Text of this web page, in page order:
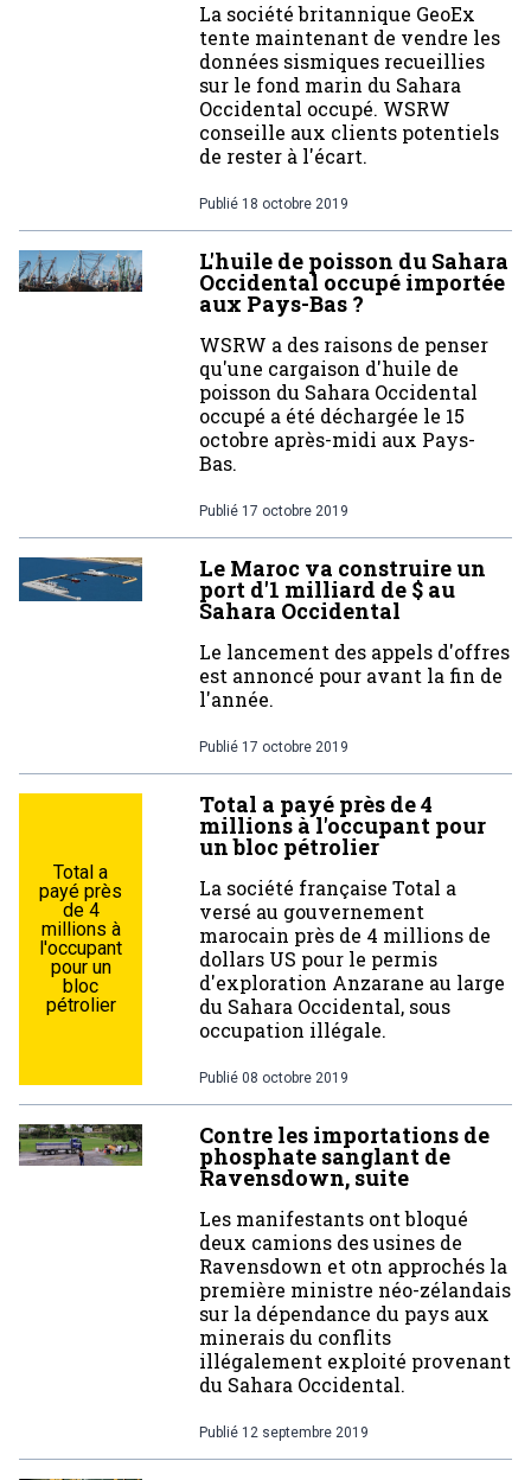
La société britannique GeoEx
tente maintenant de vendre les
données sismiques recueillies
sur le fond marin du Sahara
Occidental occupé. WSRW
conseille aux clients potentiels
de rester à l'écart.
Publié 18 octobre 2019
L'huile de poisson du Sahara
Occidental occupé importée
aux Pays-Bas ?
WSRW a des raisons de penser
qu'une cargaison d'huile de
poisson du Sahara Occidental
occupé a été déchargée le 15
octobre après-midi aux Pays-
Bas.
Publié 17 octobre 2019
Le Maroc va construire un
port d'1 milliard de $ au
Sahara Occidental
Le lancement des appels d'offres
est annoncé pour avant la fin de
l'année.
Publié 17 octobre 2019
Total a
payé près
de 4
millions à
l'occupant
pour un
bloc
pétrolier
Total a payé près de 4
millions à l'occupant pour
un bloc pétrolier
La société française Total a
versé au gouvernement
marocain près de 4 millions de
dollars US pour le permis
d'exploration Anzarane au large
du Sahara Occidental, sous
occupation illégale.
Publié 08 octobre 2019
Contre les importations de
phosphate sanglant de
Ravensdown, suite
Les manifestants ont bloqué
deux camions des usines de
Ravensdown et otn approchés la
première ministre néo-zélandais
sur la dépendance du pays aux
minerais du conflits
illégalement exploité provenant
du Sahara Occidental.
Publié 12 septembre 2019